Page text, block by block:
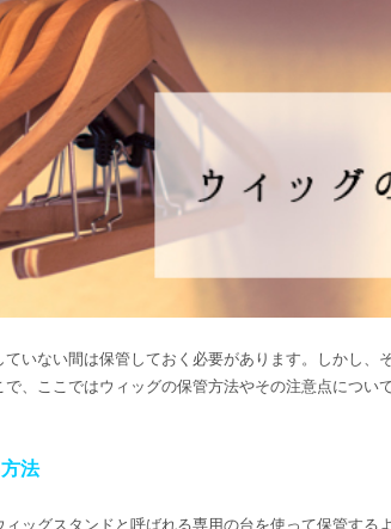
いない間は保管しておく必要があります。しかし
、ここではウィッグの保管方法やその注意点につい
法
ッグスタンドと呼ばれる専用の台を使って保管す